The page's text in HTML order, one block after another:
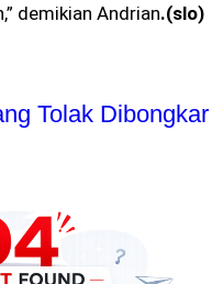
demikian Andrian.(slo)
Tolak Dibongkar